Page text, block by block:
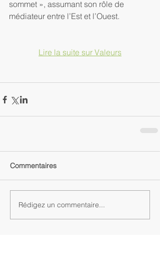
sommet », assumant son rôle de
médiateur entre l’Est et l’Ouest.
Lire la suite sur Valeurs
Commentaires
Rédigez un commentaire...